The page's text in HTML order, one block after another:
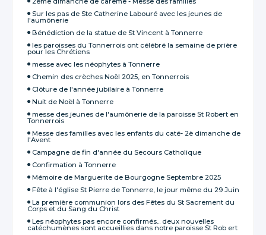
Sur les pas de Ste Catherine Labouré avec les jeunes de
l'aumônerie
Bénédiction de la statue de St Vincent à Tonnerre
les paroisses du Tonnerrois ont célébré la semaine de prière
pour les Chrétiens
messe avec les néophytes à Tonnerre
Chemin des crèches Noël 2025, en Tonnerrois
Clôture de l'année jubilaire à Tonnerre
Nuit de Noël à Tonnerre
messe des jeunes de l'aumônerie de la paroisse St Robert en
Tonnerrois
Messe des familles avec les enfants du caté- 2è dimanche de
l'Avent
Campagne de fin d'année du Secours Catholique
Confirmation à Tonnerre
Mémoire de Marguerite de Bourgogne Septembre 2025
Fête à l'église St Pierre de Tonnerre, le jour même du 29 Juin
La première communion lors des Fêtes du St Sacrement du
Corps et du Sang du Christ
Les néophytes pas encore confirmés... deux nouvelles
catéchumènes sont accueillies dans notre paroisse St Rob ert